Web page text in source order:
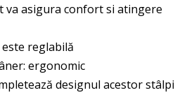
va asigura confort si atingere
reglabilă
ergonomic
designul acestor stâlpi